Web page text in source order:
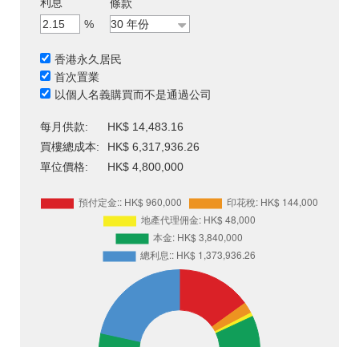
利息
%
條款
香港永久居民
首次置業
以個人名義購買而不是通過公司
每月供款:
HK$ 14,483.16
買樓總成本:
HK$ 6,317,936.26
單位價格:
HK$ 4,800,000